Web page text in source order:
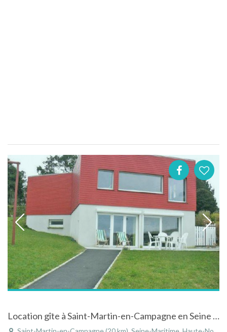
Location gîte à Saint-Martin-en-Campagne en Seine Maritime - Haute-Normandie vue sur mer